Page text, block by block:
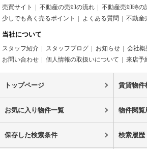
売買サイト 不動産の売却の流れ
不動産売却時の
少しでも高く売るポイント
よくある質問 不動産
当社について
スタッフ紹介 スタッフブログ お知らせ 会社概
お問い合わせ
個人情報の取扱いについて 来店予
トップページ 賃貸物件
お気に入り物件一覧 物件閲覧
保存した検索条件 検索履歴